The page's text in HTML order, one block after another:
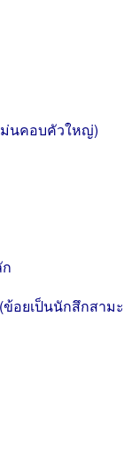
นคอบคัวใหญ่)
อยเป็นนักสึกสามะ